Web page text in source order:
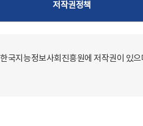
저작권정책
국지능정보사회진흥원에 저작권이 있으